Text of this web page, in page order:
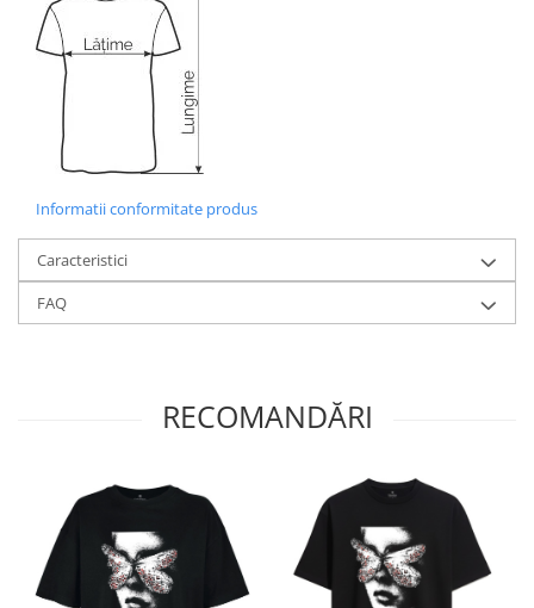
Informatii conformitate produs
Caracteristici
FAQ
RECOMANDĂRI